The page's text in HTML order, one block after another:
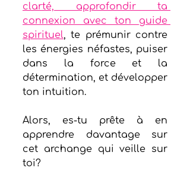
clarté, approfondir ta
connexion avec ton guide
spirituel, te prémunir contre
les énergies néfastes, puiser
dans la force et la
détermination, et développer
ton intuition.
Alors, es-tu prête à en
apprendre davantage sur
cet archange qui veille sur
toi?